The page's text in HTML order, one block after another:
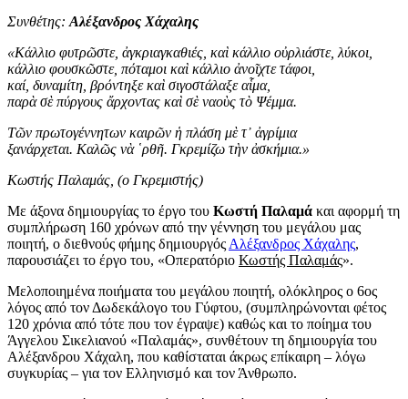
Συνθέτης: Αλέξανδρος Χάχαλης
«Κάλλιο φυτρῶστε, ἀγκριαγκαθιές, καὶ κάλλιο οὐρλιάστε, λύκοι,
κάλλιο φουσκῶστε, πόταμοι καὶ κάλλιο ἀνοῖχτε τάφοι,
καί, δυναμίτη, βρόντηξε καὶ σιγοστάλαξε αἷμα,
παρὰ σὲ πύργους ἄρχοντας καὶ σὲ ναοὺς τὸ Ψέμμα.
Τῶν πρωτογέννητων καιρῶν ἡ πλάση μὲ τ᾿ ἀγρίμια
ξανάρχεται. Καλῶς νὰ ῾ρθῆ. Γκρεμίζω τὴν ἀσκήμια.»
Κωστής Παλαμάς, (ο Γκρεμιστής)
Με άξονα δημιουργίας το έργο του Κωστή Παλαμά και αφορμή τη
συμπλήρωση 160 χρόνων από την γέννηση του μεγάλου μας
ποιητή, ο διεθνούς φήμης δημιουργός Αλέξανδρος Χάχαλης,
παρουσιάζει το έργο του, «Οπερατόριο Κωστής Παλαμάς».
Μελοποιημένα ποιήματα του μεγάλου ποιητή, ολόκληρος ο 6ος
λόγος από τον Δωδεκάλογο του Γύφτου, (συμπληρώνονται φέτος
120 χρόνια από τότε που τον έγραψε) καθώς και το ποίημα του
Άγγελου Σικελιανού «Παλαμάς», συνθέτουν τη δημιουργία του
Αλέξανδρου Χάχαλη, που καθίσταται άκρως επίκαιρη – λόγω
συγκυρίας – για τον Ελληνισμό και τον Άνθρωπο.